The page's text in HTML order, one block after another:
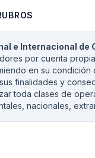
e Internacional de
por cuenta
en su
finalidades y
toda clases de
nacionales,